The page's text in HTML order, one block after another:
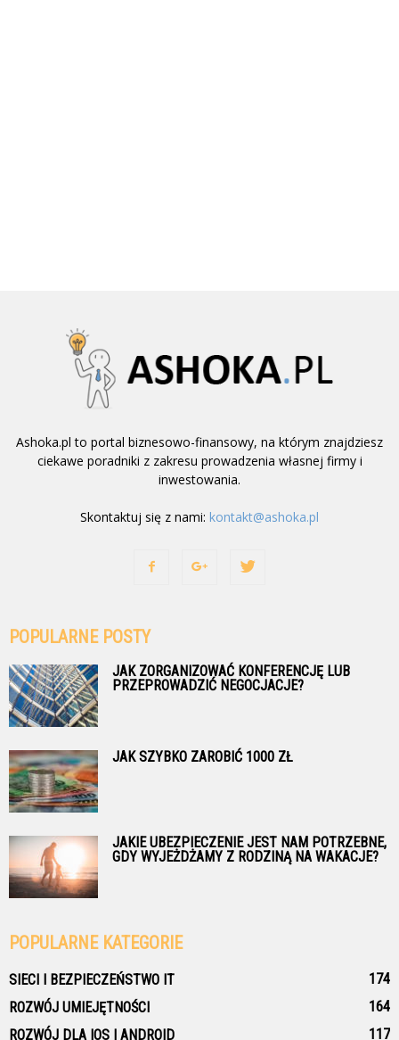
Ashoka.pl to portal biznesowo-finansowy, na którym znajdziesz
ciekawe poradniki z zakresu prowadzenia własnej firmy i
inwestowania.
Skontaktuj się z nami: kontakt@ashoka.pl
POPULARNE POSTY
JAK ZORGANIZOWAĆ KONFERENCJĘ LUB
PRZEPROWADZIĆ NEGOCJACJE?
JAK SZYBKO ZAROBIĆ 1000 ZŁ
JAKIE UBEZPIECZENIE JEST NAM POTRZEBNE,
GDY WYJEŻDŻAMY Z RODZINĄ NA WAKACJE?
POPULARNE KATEGORIE
SIECI I BEZPIECZEŃSTWO IT
174
ROZWÓJ UMIEJĘTNOŚCI
164
ROZWÓJ DLA IOS I ANDROID
117